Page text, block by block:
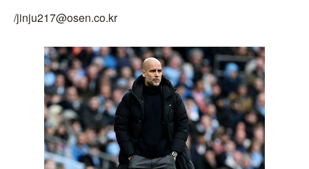
/jinju217@osen.co.kr